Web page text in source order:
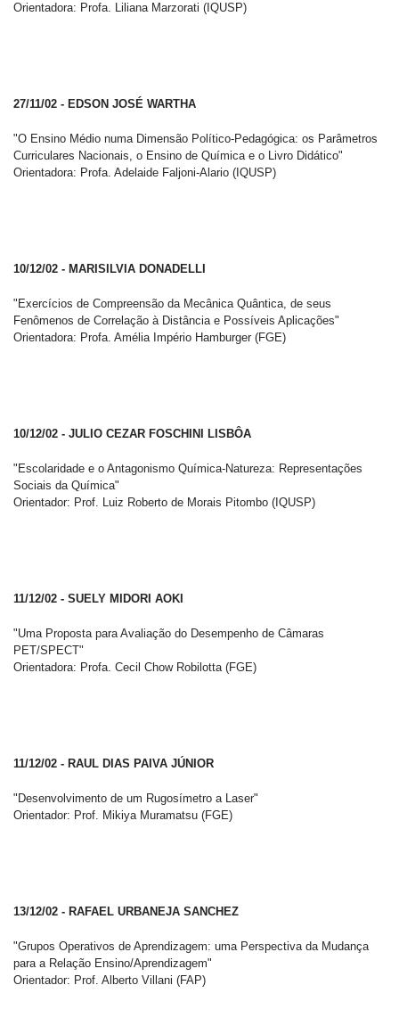
Orientadora: Profa. Liliana Marzorati (IQUSP)
27/11/02 - EDSON JOSÉ WARTHA
"O Ensino Médio numa Dimensão Político-Pedagógica: os Parâmetros
Curriculares Nacionais, o Ensino de Química e o Livro Didático"
Orientadora: Profa. Adelaide Faljoni-Alario (IQUSP)
10/12/02 - MARISILVIA DONADELLI
"Exercícios de Compreensão da Mecânica Quântica, de seus
Fenômenos de Correlação à Distância e Possíveis Aplicações"
Orientadora: Profa. Amélia Império Hamburger (FGE)
10/12/02 - JULIO CEZAR FOSCHINI LISBÔA
"Escolaridade e o Antagonismo Química-Natureza: Representações
Sociais da Química"
Orientador: Prof. Luiz Roberto de Morais Pitombo (IQUSP)
11/12/02 - SUELY MIDORI AOKI
"Uma Proposta para Avaliação do Desempenho de Câmaras
PET/SPECT"
Orientadora: Profa. Cecil Chow Robilotta (FGE)
11/12/02 - RAUL DIAS PAIVA JÚNIOR
"Desenvolvimento de um Rugosímetro a Laser"
Orientador: Prof. Mikiya Muramatsu (FGE)
13/12/02 - RAFAEL URBANEJA SANCHEZ
"Grupos Operativos de Aprendizagem: uma Perspectiva da Mudança
para a Relação Ensino/Aprendizagem"
Orientador: Prof. Alberto Villani (FAP)